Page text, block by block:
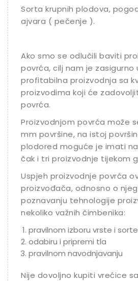
Sorta krupnih plodova,
ajvara ( pečenje ).
Ako smo se odlučili baviti
povrća, cilj nam je zasigurno
profitabilna proizvodnja sa
proizvodima koji će
povrća.
Proizvodnjom povrća može
mm površine, na istoj
plodored moguće je imati
čak i tri proizvodnje tijekom
Uspjeh proizvodnje povrća
proizvođača, odnosno o
poznavanju tehnologije
nekoliko važnih čimbenika:
pravilnom izboru vrste i
odabiru i pripremi tla
pravilnom navodnjavanju
Nije dovoljno kupiti vrećice